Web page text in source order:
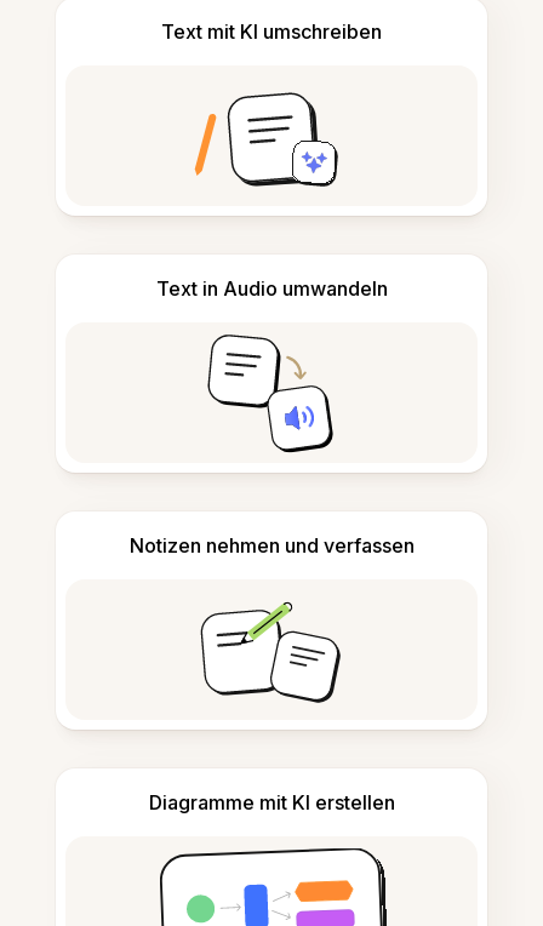
Text mit KI umschreiben
Text in Audio umwandeln
Notizen nehmen und verfassen
Diagramme mit KI erstellen